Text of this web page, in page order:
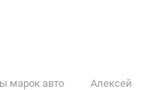
марок авто
Алексей